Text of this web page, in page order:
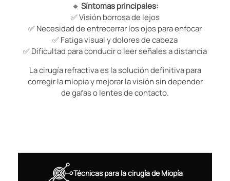
🔹 Síntomas principales:
✅ Visión borrosa de lejos
✅ Necesidad de entrecerrar los ojos para enfocar
✅ Fatiga visual y dolores de cabeza
✅ Dificultad para conducir o leer señales a distancia
La cirugía refractiva es la solución definitiva para
corregir la miopía y mejorar la visión sin depender
de gafas o lentes de contacto.
Técnicas para la cirugía de Miopía